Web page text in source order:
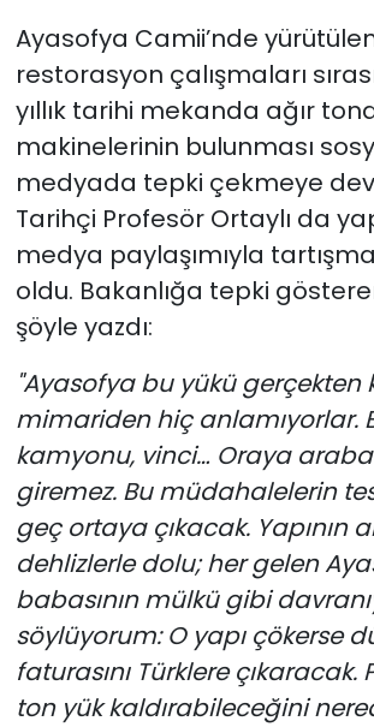
Ayasofya Camii’nde
restorasyon çalışmaları
yıllık tarihi mekanda ağır
makinelerinin bulunması
medyada tepki çekmeye
Tarihçi Profesör Ortaylı da
medya paylaşımıyla
oldu. Bakanlığa tepki
şöyle yazdı:
"Ayasofya bu yükü gerçekten
mimariden hiç anlamıyorlar.
kamyonu, vinci… Oraya
giremez. Bu müdahalelerin
geç ortaya çıkacak. Yapının
dehlizlerle dolu; her gelen
babasının mülkü gibi
söylüyorum: O yapı çökerse
faturasını Türklere çıkaracak.
ton yük kaldırabileceğini